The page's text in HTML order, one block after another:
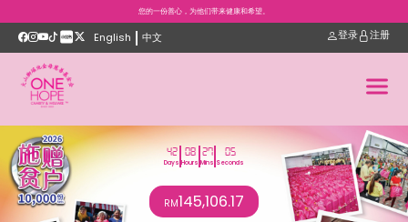
您的一份善心，为他们带来健康和希望。
English 中文 登录 注册
42
Days
08
Hours
27
Mins
06
Seconds
RM145,106.17